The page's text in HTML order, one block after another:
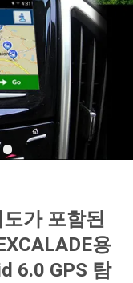
가 포함된
용
6.0 GPS 탐